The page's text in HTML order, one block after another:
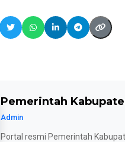
Pemerintah
Admin
Portal resmi Pemerintah